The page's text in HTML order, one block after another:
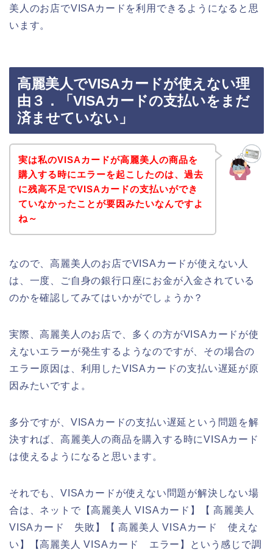
美人のお店でVISAカードを利用できるようになると思
います。
高麗美人でVISAカードが使えない理
由３．「VISAカードの支払いをまだ
済ませていない」
実は私のVISAカードが高麗美人の商品を
購入する時にエラーを起こしたのは、過去
に残高不足でVISAカードの支払いができ
ていなかったことが要因みたいなんですよ
ね～
なので、高麗美人のお店でVISAカードが使えない人
は、一度、ご自身の銀行口座にお金が入金されている
のかを確認してみてはいかがでしょうか？
実際、高麗美人のお店で、多くの方がVISAカードが使
えないエラーが発生するようなのですが、その場合の
エラー原因は、利用したVISAカードの支払い遅延が原
因みたいですよ。
多分ですが、VISAカードの支払い遅延という問題を解
決すれば、高麗美人の商品を購入する時にVISAカード
は使えるようになると思います。
それでも、VISAカードが使えない問題が解決しない場
合は、ネットで【高麗美人 VISAカード】【 高麗美人
VISAカード 失敗】【 高麗美人 VISAカード 使えな
い】【高麗美人 VISAカード エラー】という感じで調